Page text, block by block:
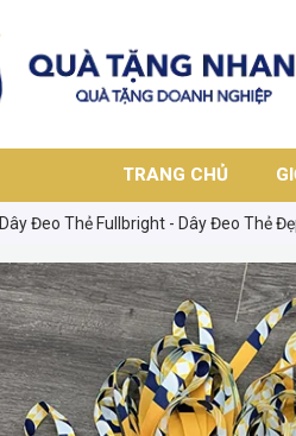
TRANG CHỦ
Dây Đeo Thẻ Fullbright - Dây Đeo Thẻ